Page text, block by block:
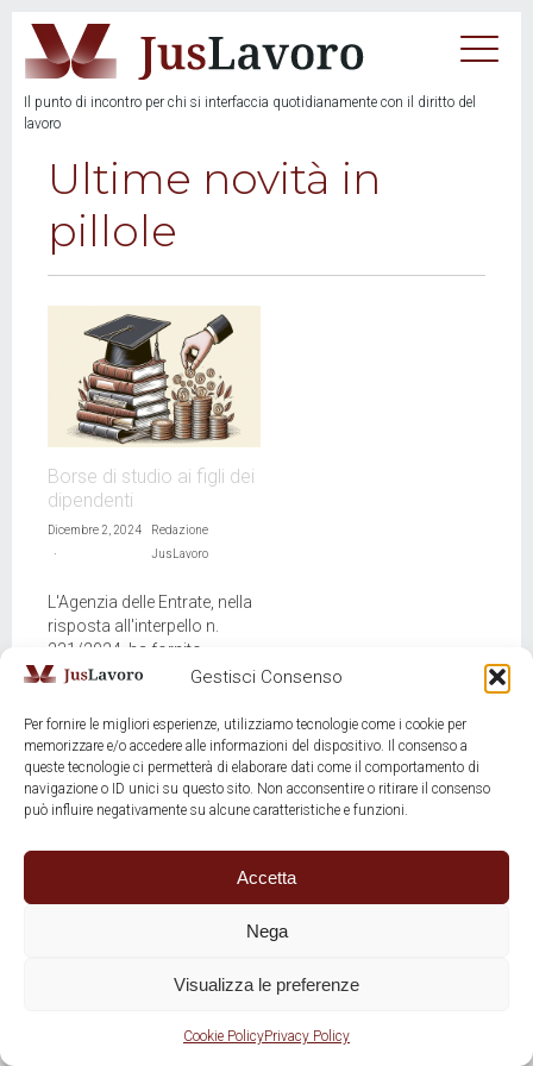
Gestisci Consenso
Per fornire le migliori esperienze, utilizziamo tecnologie come i cookie per
memorizzare e/o accedere alle informazioni del dispositivo. Il consenso a
queste tecnologie ci permetterà di elaborare dati come il comportamento di
navigazione o ID unici su questo sito. Non acconsentire o ritirare il consenso
può influire negativamente su alcune caratteristiche e funzioni.
Accetta
Nega
Visualizza le preferenze
Cookie PolicyPrivacy Policy
Il punto di incontro per chi si interfaccia quotidianamente con il diritto del
lavoro
Ultime novità in
pillole
Borse di studio ai figli dei
dipendenti
Dicembre 2, 2024
Redazione
JusLavoro
L'Agenzia delle Entrate, nella
risposta all'interpello n.
231/2024, ha fornito
chiarimenti rilevanti sul
borse di studio […]
APPROFONDISCI
Copyright JusLavoro - P.IVA: 02835150224 | SEDE PORTALE: Via
Maioliche, 53 Rovereto (TN) 38068
-Cookie policy- design by